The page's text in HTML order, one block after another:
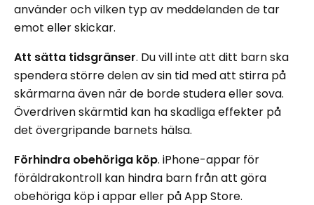
använder och vilken typ av meddelanden de tar
emot eller skickar.
Att sätta tidsgränser. Du vill inte att ditt barn ska
spendera större delen av sin tid med att stirra på
skärmarna även när de borde studera eller sova.
Överdriven skärmtid kan ha skadliga effekter på
det övergripande barnets hälsa.
Förhindra obehöriga köp. iPhone-appar för
föräldrakontroll kan hindra barn från att göra
obehöriga köp i appar eller på App Store.